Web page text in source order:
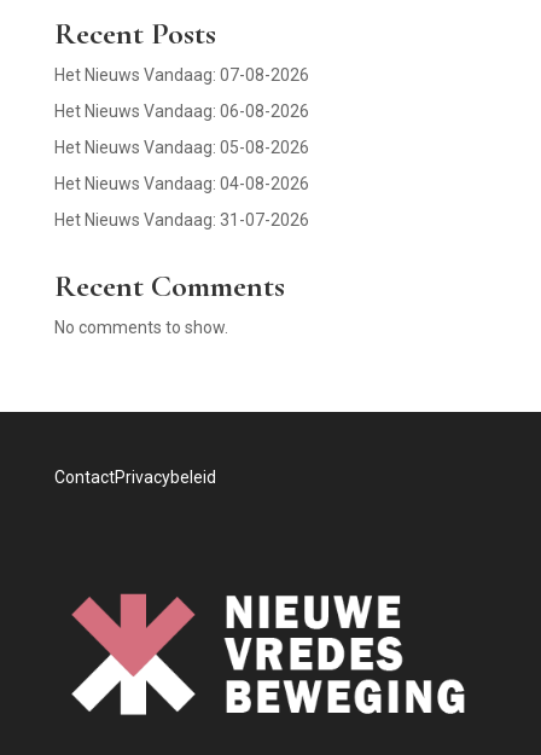
Recent Posts
Het Nieuws Vandaag: 07-08-2026
Het Nieuws Vandaag: 06-08-2026
Het Nieuws Vandaag: 05-08-2026
Het Nieuws Vandaag: 04-08-2026
Het Nieuws Vandaag: 31-07-2026
Recent Comments
No comments to show.
ContactPrivacybeleid